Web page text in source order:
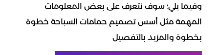
وفيما يلي؛ سوف نتعرف على بعض المعلومات
المهمة مثل أسس تصميم حمامات السباحة خطوة
بخطوة والمزيد بالتفصيل